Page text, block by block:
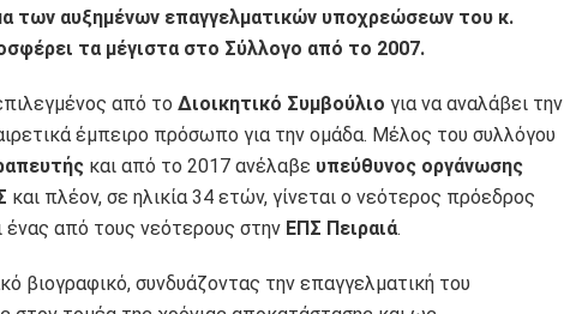
των αυξημένων επαγγελματικών υποχρεώσεων του κ.
τα μέγιστα στο Σύλλογο από το 2007.
από το Διοικητικό Συμβούλιο για να αναλάβει την
έμπειρο πρόσωπο για την ομάδα. Μέλος του συλλόγου
και από το 2017 ανέλαβε υπεύθυνος οργάνωσης
και πλέον, σε ηλικία 34 ετών, γίνεται ο νεότερος πρόεδρος
ένας από τους νεότερους στην ΕΠΣ Πειραιά.
βιογραφικό, συνδυάζοντας την επαγγελματική του